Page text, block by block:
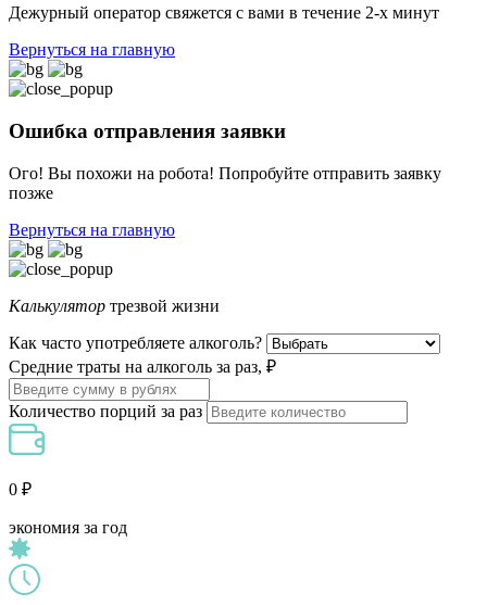
Дежурный оператор свяжется с вами в течение 2-х минут
Вернуться на главную
Ошибка отправления заявки
Ого! Вы похожи на робота! Попробуйте отправить заявку
позже
Вернуться на главную
Калькулятор трезвой жизни
Как часто употребляете алкоголь?
Средние траты на алкоголь за раз, ₽
Количество порций за раз
0 ₽
экономия за год